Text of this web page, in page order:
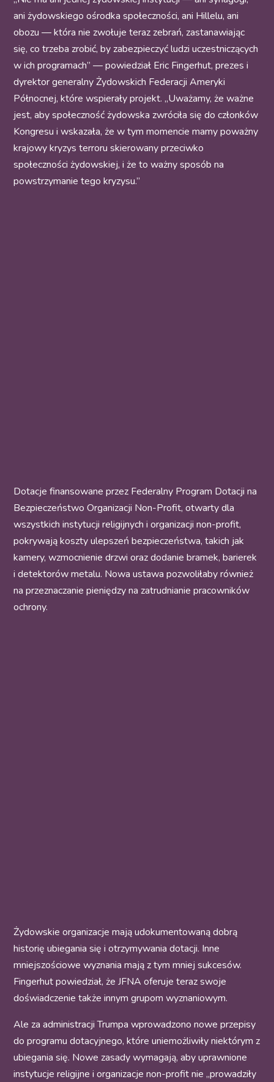
ani żydowskiego ośrodka społeczności, ani Hillelu, ani
obozu — która nie zwołuje teraz zebrań, zastanawiając
się, co trzeba zrobić, by zabezpieczyć ludzi uczestniczących
w ich programach” — powiedział Eric Fingerhut, prezes i
dyrektor generalny Żydowskich Federacji Ameryki
Północnej, które wspierały projekt. „Uważamy, że ważne
jest, aby społeczność żydowska zwróciła się do członków
Kongresu i wskazała, że w tym momencie mamy poważny
krajowy kryzys terroru skierowany przeciwko
społeczności żydowskiej, i że to ważny sposób na
powstrzymanie tego kryzysu.”
Dotacje finansowane przez Federalny Program Dotacji na
Bezpieczeństwo Organizacji Non-Profit, otwarty dla
wszystkich instytucji religijnych i organizacji non-profit,
pokrywają koszty ulepszeń bezpieczeństwa, takich jak
kamery, wzmocnienie drzwi oraz dodanie bramek, barierek
i detektorów metalu. Nowa ustawa pozwoliłaby również
na przeznaczanie pieniędzy na zatrudnianie pracowników
ochrony.
Żydowskie organizacje mają udokumentowaną dobrą
historię ubiegania się i otrzymywania dotacji. Inne
mniejszościowe wyznania mają z tym mniej sukcesów.
Fingerhut powiedział, że JFNA oferuje teraz swoje
doświadczenie także innym grupom wyznaniowym.
Ale za administracji Trumpa wprowadzono nowe przepisy
do programu dotacyjnego, które uniemożliwiły niektórym z
ubiegania się. Nowe zasady wymagają, aby uprawnione
instytucje religijne i organizacje non-profit nie „prowadziły